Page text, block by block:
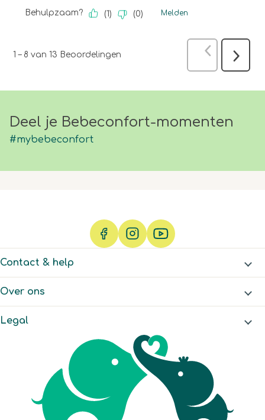
Deel je Bebeconfort-momenten
#mybebeconfort
Behulpzaam? (1) (0) Melden
1 – 8 van 13 Beoordelingen Vorige
Contact & help
Over ons
Legal